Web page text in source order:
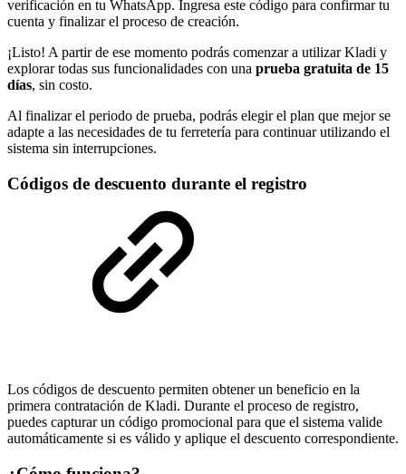
verificación en tu WhatsApp. Ingresa este código para confirmar tu
cuenta y finalizar el proceso de creación.
¡Listo! A partir de ese momento podrás comenzar a utilizar Kladi y
explorar todas sus funcionalidades con una prueba gratuita de 15
días, sin costo.
Al finalizar el periodo de prueba, podrás elegir el plan que mejor se
adapte a las necesidades de tu ferretería para continuar utilizando el
sistema sin interrupciones.
Códigos de descuento durante el registro
Los códigos de descuento permiten obtener un beneficio en la
primera contratación de Kladi. Durante el proceso de registro,
puedes capturar un código promocional para que el sistema valide
automáticamente si es válido y aplique el descuento correspondiente.